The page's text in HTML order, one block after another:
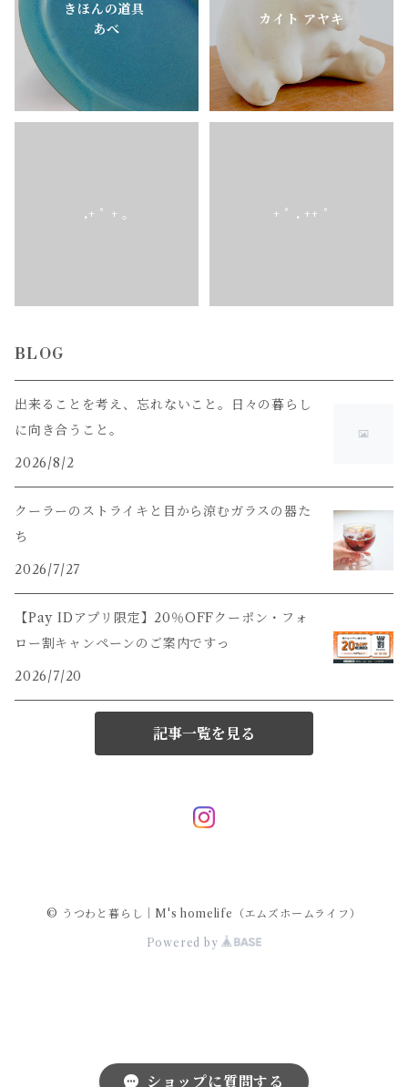
ショップに質問する
きほんの道具
あべ
カイト アヤキ
.+ ﾟ + ｡ + ﾟ . ++ ﾟ
BLOG
出来ることを考え、忘れないこと。日々の暮らし
に向き合うこと。
2026/8/2
クーラーのストライキと目から涼むガラスの器た
ち
2026/7/27
【Pay IDアプリ限定】20％OFFクーポン・フォ
ロー割キャンペーンのご案内ですっ
2026/7/20
記事一覧を見る
© うつわと暮らし｜M's homelife（エムズホームライフ）
Powered by